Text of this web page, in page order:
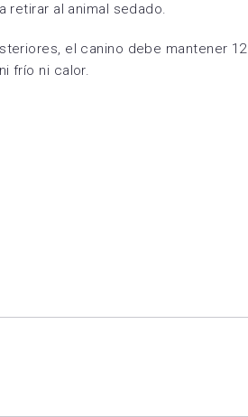
retirar al animal sedado.
el canino debe mantener 12
frío ni calor.